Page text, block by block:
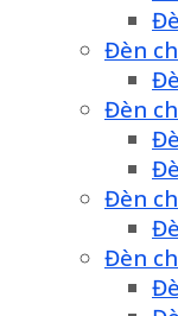
Đèn
Đèn
Đèn
Đèn